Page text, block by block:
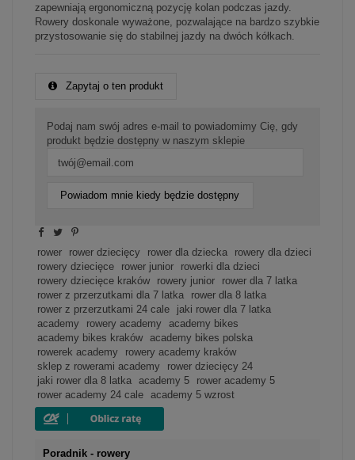
zapewniają ergonomiczną pozycję kolan podczas jazdy.
Rowery doskonale wyważone, pozwalające na bardzo szybkie
przystosowanie się do stabilnej jazdy na dwóch kółkach.
Zapytaj o ten produkt
Podaj nam swój adres e-mail to powiadomimy Cię, gdy
produkt będzie dostępny w naszym sklepie
Powiadom mnie kiedy będzie dostępny
rower rower dziecięcy rower dla dziecka
rowery dla dzieci
rowery dziecięce
rower junior
rowerki dla dzieci
rowery dziecięce kraków
rowery junior
rower dla 7 latka
rower z przerzutkami dla 7 latka
rower dla 8 latka
rower z przerzutkami 24 cale
jaki rower dla 7 latka
academy
rowery academy
academy bikes
academy bikes kraków
academy bikes polska
rowerek academy
rowery academy kraków
sklep z rowerami academy
rower dziecięcy 24
jaki rower dla 8 latka
academy 5
rower academy 5
rower academy 24 cale
academy 5 wzrost
Poradnik - rowery